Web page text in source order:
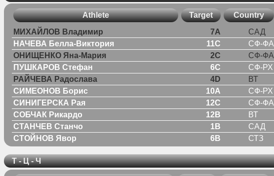
Athlete Target Country
МИХАЙЛОВ Владимир 7A САД
НАЧЕВА Белла-Виктория
11C СФ-ФА
ОНИЩЕНКО Яна-Мария
2C СФ-ФА
ПУШКАРОВ Стефан
6C СФ-РХ
РАЙЧЕВА Радослава
4D ВТ
СИМЕОНОВ Борис
10A СФ-РХ
СИНИГЕРСКА Рая
12C СФ-ФА
СОБЧАК Рикардо
12B ВТ
СТАНЧЕВ Станчо
1B САД
СТОЙНОВ Явор
6B СТЗ
Т - Ц - Ч